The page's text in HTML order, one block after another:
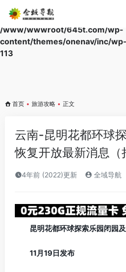
Warning: Array to string
/www/wwwroot/645t.com/wp-
content/themes/onenav/inc/
113
首页 • 旅游攻略 • 正文
云南-昆明花都环球
恢复开放最新消息（
4年前 (2022)更新 全域导航
昆明花都环球探索乐园闭园
11月19日发布